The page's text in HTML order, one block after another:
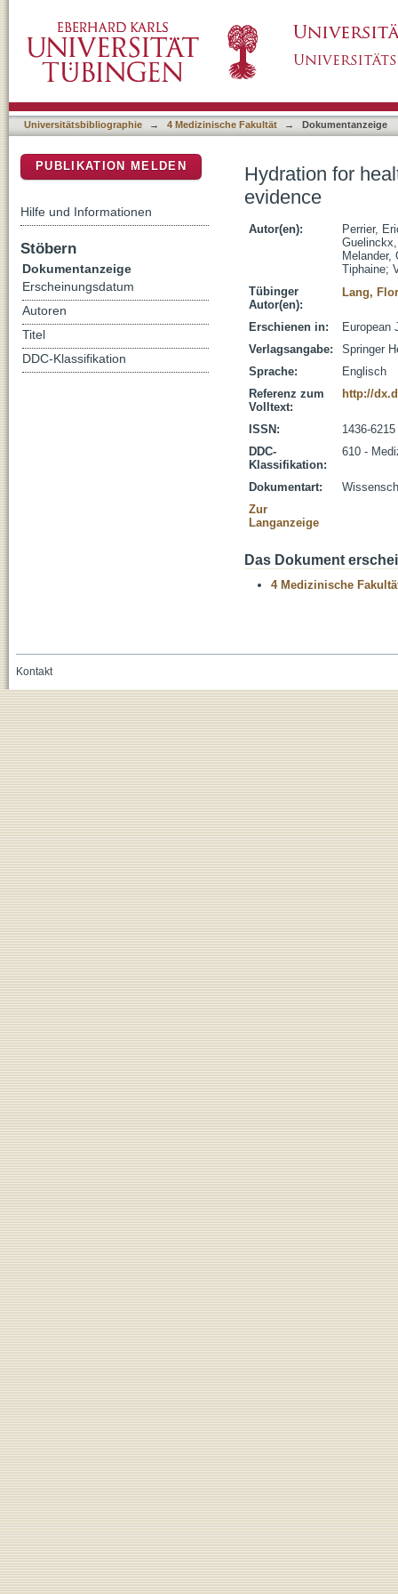
Universitätsbibliographie → 4 Medizinische Fakultät → Dokumentanzeige
Hydration for
evidence
Autor(en):
Perrier,
Melander,
Tiphaine;
Tübinger
Autor(en):
Lang,
Erschienen in:
European
Verlagsangabe:
Springer
Sprache:
Englisch
Referenz zum
Volltext:
http://
ISSN:
1436-6215
DDC-
Klassifikation:
610 -
Dokumentart:
Zur
Langanzeige
Das Dokument
4 Medizinische
PUBLIKATION MELDEN
Hilfe und Informationen
Stöbern
Dokumentanzeige
Erscheinungsdatum
Autoren
Titel
DDC-Klassifikation
Kontakt